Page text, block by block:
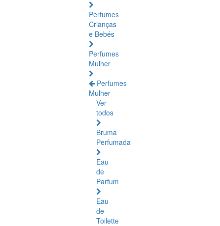
Perfumes
Crianças
e Bebés
Perfumes
Mulher
Perfumes
Mulher
Ver
todos
Bruma
Perfumada
Eau
de
Parfum
Eau
de
Toilette